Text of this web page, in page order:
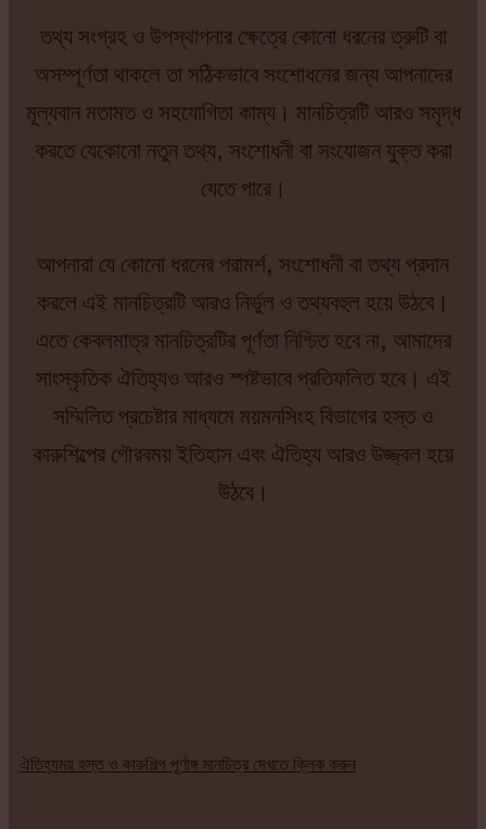
তথ্য সংগ্রহ ও উপস্থাপনার ক্ষেত্রে কোনো ধরনের ত্রুটি বা
অসম্পূর্ণতা থাকলে তা সঠিকভাবে সংশোধনের জন্য আপনাদের
মূল্যবান মতামত ও সহযোগিতা কাম্য। মানচিত্রটি আরও সমৃদ্ধ
করতে যেকোনো নতুন তথ্য, সংশোধনী বা সংযোজন যুক্ত করা
যেতে পারে।
আপনারা যে কোনো ধরনের পরামর্শ, সংশোধনী বা তথ্য প্রদান
করলে এই মানচিত্রটি আরও নির্ভুল ও তথ্যবহুল হয়ে উঠবে।
এতে কেবলমাত্র মানচিত্রটির পূর্ণতা নিশ্চিত হবে না, আমাদের
সাংস্কৃতিক ঐতিহ্যও আরও স্পষ্টভাবে প্রতিফলিত হবে। এই
সম্মিলিত প্রচেষ্টার মাধ্যমে ময়মনসিংহ বিভাগের হস্ত ও
কারুশিল্পের গৌরবময় ইতিহাস এবং ঐতিহ্য আরও উজ্জ্বল হয়ে
উঠবে।
ঐতিহ্যময় হস্ত ও কারুশিল্প পূর্ণাঙ্গ মানচিত্র দেখতে ক্লিক করুন